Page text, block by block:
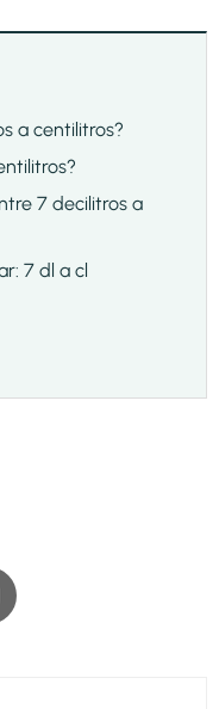
a centilitros?
7 decilitros a
7 dl a cl